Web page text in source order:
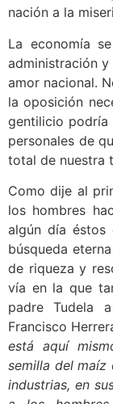
nación a la
La economía
administración
amor nacional.
la oposición
gentilicio podría
personales de
total de nuestra
Como dije al
los hombres
algún día éstos
búsqueda
de riqueza y
vía en la que
padre Tudela
Francisco
está aquí
semilla del maíz
industrias, en